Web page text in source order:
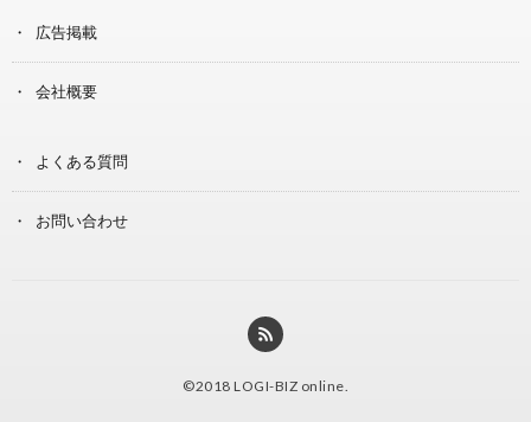
広告掲載
会社概要
よくある質問
お問い合わせ
©2018 LOGI-BIZ online